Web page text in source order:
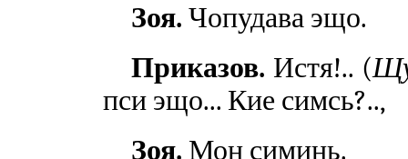
Зоя. Чопудава эщо.
Приказов. Истя!.. (
пси эщо... Кие симсь?..,
Зоя. Мон симинь.